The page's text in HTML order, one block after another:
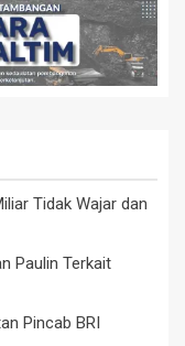
Tidak Wajar dan
Paulin Terkait
Pincab BRI